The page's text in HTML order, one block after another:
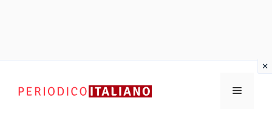
contenuto
Menu